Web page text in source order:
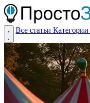
Все статьи Категории